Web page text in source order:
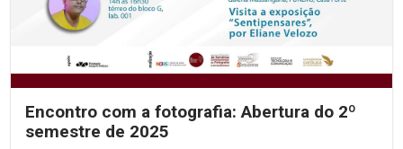
Encontro com a fotografia: Abertura do 2º
semestre de 2025